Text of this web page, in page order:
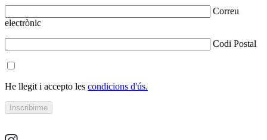
Correu
electrònic
Codi Postal
He llegit i accepto les condicions d'ús.